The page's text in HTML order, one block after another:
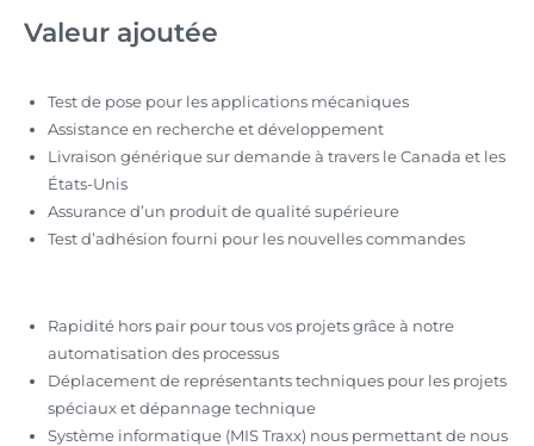
Valeur ajoutée
Test de pose pour les applications mécaniques
Assistance en recherche et développement
Livraison générique sur demande à travers le Canada et les
États-Unis
Assurance d’un produit de qualité supérieure
Test d’adhésion fourni pour les nouvelles commandes
Rapidité hors pair pour tous vos projets grâce à notre
automatisation des processus
Déplacement de représentants techniques pour les projets
spéciaux et dépannage technique
Système informatique (MIS Traxx) nous permettant de nous